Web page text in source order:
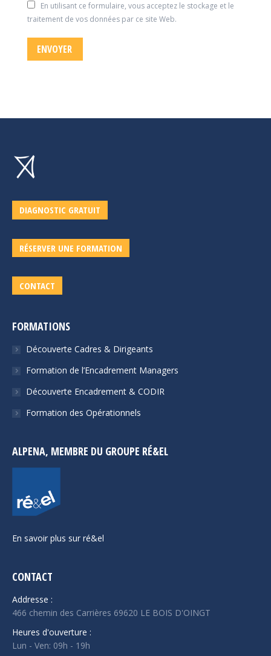
En utilisant ce formulaire, vous acceptez le stockage et le
traitement de vos données par ce site Web.
ENVOYER
DIAGNOSTIC GRATUIT
RÉSERVER UNE FORMATION
CONTACT
FORMATIONS
Découverte Cadres & Dirigeants
Formation de l’Encadrement Managers
Découverte Encadrement & CODIR
Formation des Opérationnels
ALPENA, MEMBRE DU GROUPE RÉ&EL
En savoir plus sur ré&el
CONTACT
Addresse :
466 chemin des Carrières 69620 LE BOIS D'OINGT
Heures d'ouverture :
Lun - Ven: 09h - 19h